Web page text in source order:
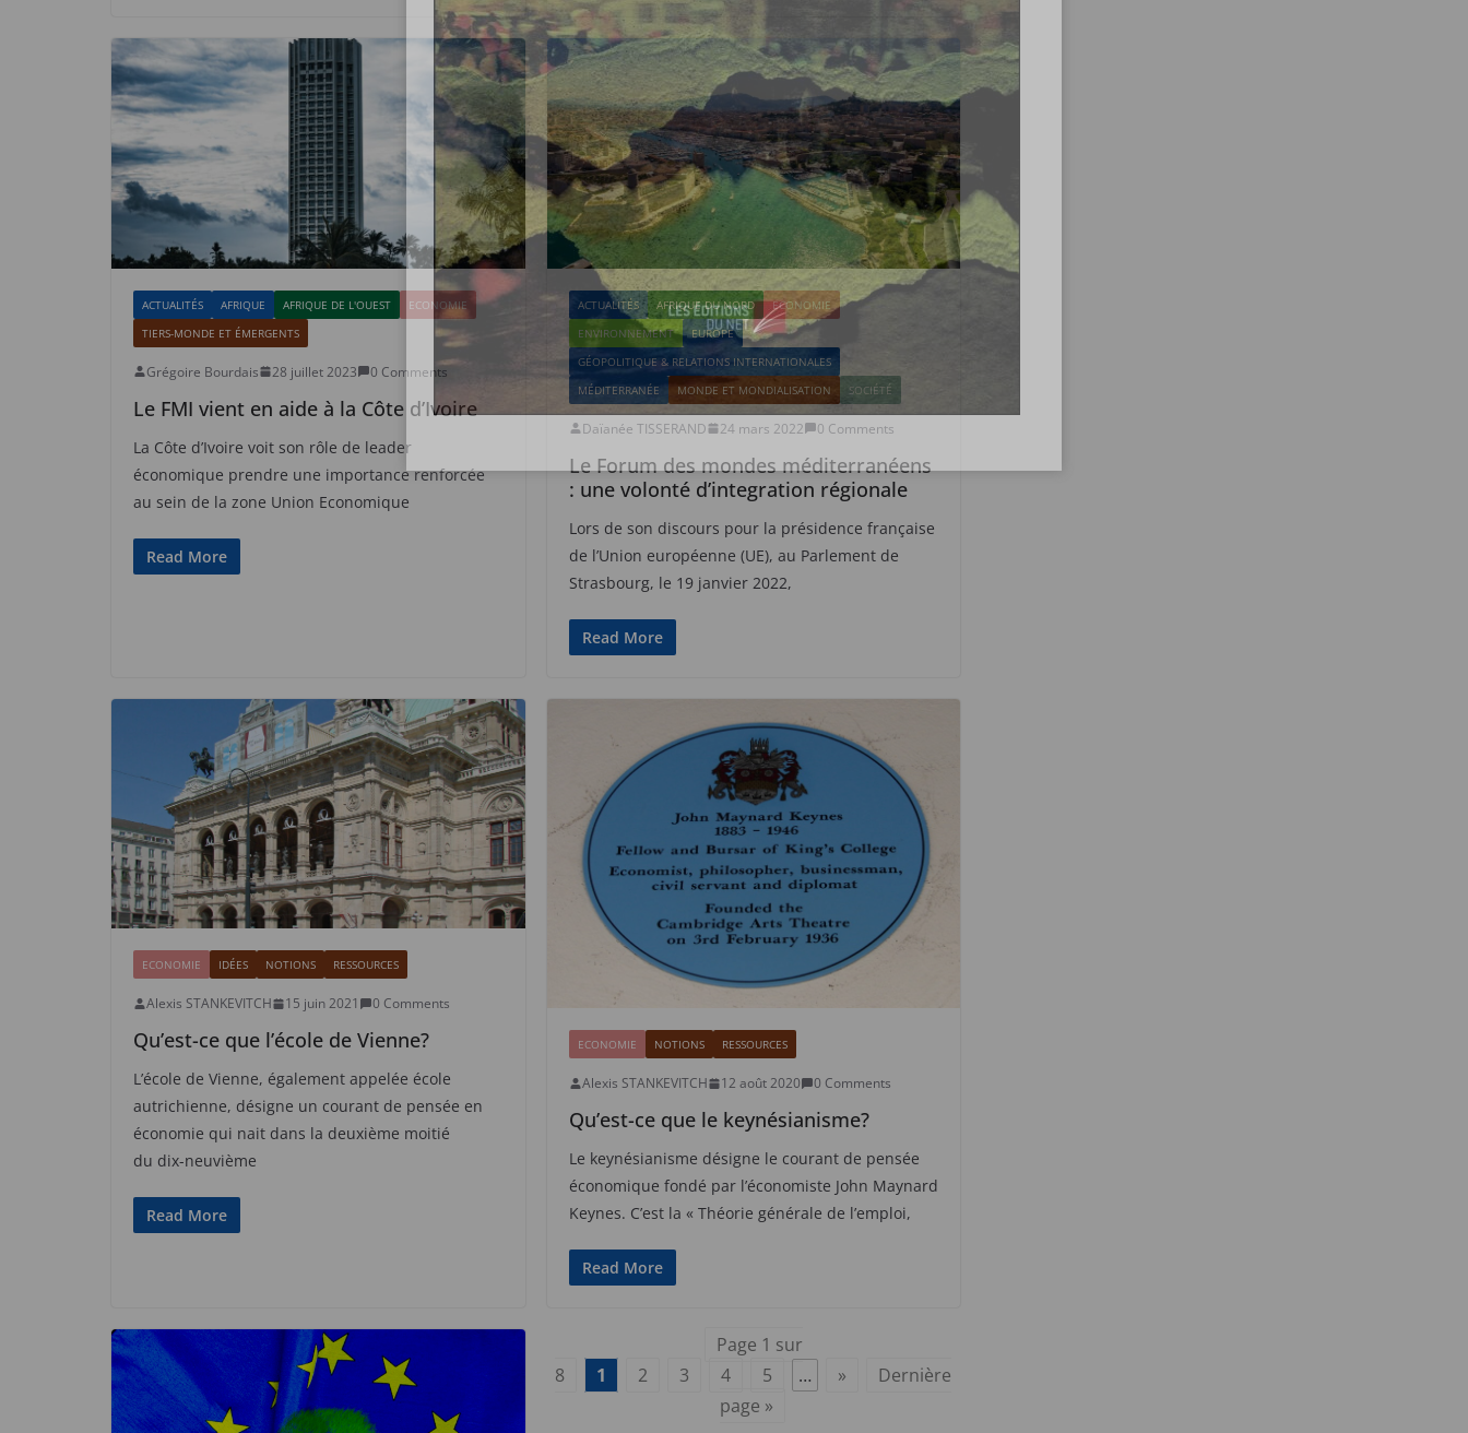
ACTUALITÉS AFRIQUE AFRIQUE DE L'OUEST
ECONOMIE
TIERS-MONDE ET ÉMERGENTS
Grégoire Bourdais 28 juillet 2023 0 Comments
Le FMI vient en aide à la Côte d’Ivoire
La Côte d’Ivoire voit son rôle de leader
économique prendre une importance renforcée
au sein de la zone Union Economique
Read More
ACTUALITÉS AFRIQUE DU NORD
ECONOMIE
ENVIRONNEMENT
EUROPE
GÉOPOLITIQUE & RELATIONS INTERNATIONALES
MÉDITERRANÉE
MONDE ET MONDIALISATION SOCIÉTÉ
Daïanée TISSERAND 24 mars 2022 0 Comments
Le Forum des mondes méditerranéens
: une volonté d’integration régionale
Lors de son discours pour la présidence française
de l’Union européenne (UE), au Parlement de
Strasbourg, le 19 janvier 2022,
Read More
ECONOMIE IDÉES NOTIONS RESSOURCES
Alexis STANKEVITCH 15 juin 2021 0 Comments
Qu’est-ce que l’école de Vienne?
L’école de Vienne, également appelée école
autrichienne, désigne un courant de pensée en
économie qui nait dans la deuxième moitié
du dix-neuvième
Read More
ECONOMIE NOTIONS RESSOURCES
Alexis STANKEVITCH 12 août 2020 0 Comments
Qu’est-ce que le keynésianisme?
Le keynésianisme désigne le courant de pensée
économique fondé par l’économiste John Maynard
Keynes. C’est la « Théorie générale de l’emploi,
Read More
Page 1 sur
8
1 2 3 4 5 … »
Dernière
page »